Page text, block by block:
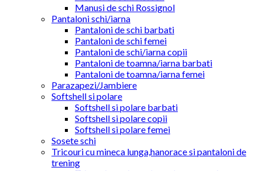
Manusi de schi Rossignol
Pantaloni schi/iarna
Pantaloni de schi barbati
Pantaloni de schi femei
Pantaloni de schi/iarna copii
Pantaloni de toamna/iarna barbati
Pantaloni de toamna/iarna femei
Parazapezi/Jambiere
Softshell si polare
Softshell si polare barbati
Softshell si polare copii
Softshell si polare femei
Sosete schi
Tricouri cu mineca lunga,hanorace si pantaloni de
trening